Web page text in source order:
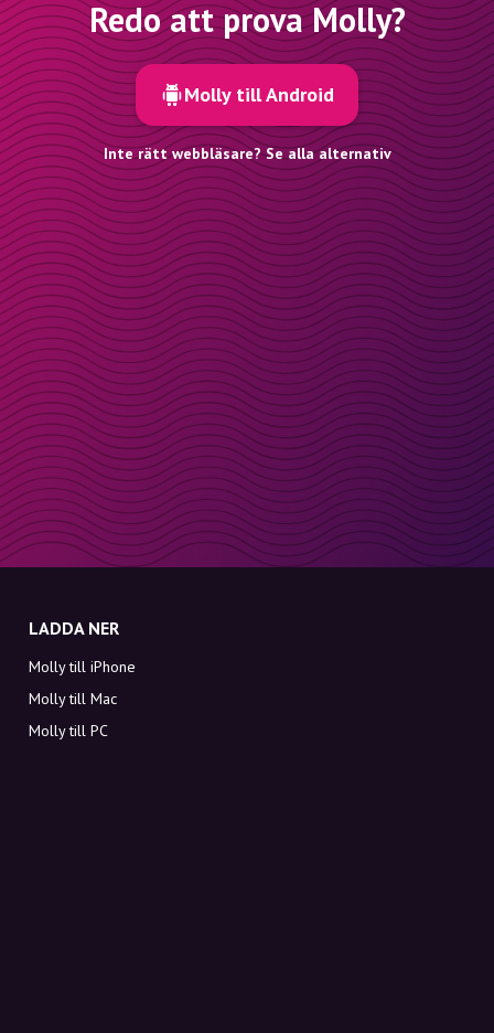
Redo att prova Molly?
Molly till Android
Inte rätt webbläsare? Se alla alternativ
LADDA NER
Molly till iPhone
Molly till Mac
Molly till PC